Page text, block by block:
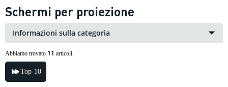
Schermi per proiezione
Informazioni sulla categoria
Abbiamo trovato 11 articoli.
Top-10